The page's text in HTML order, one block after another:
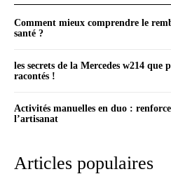
Comment mieux comprendre le
santé ?
les secrets de la Mercedes w214 que
racontés !
Activités manuelles en duo :
l’artisanat
Articles populaires